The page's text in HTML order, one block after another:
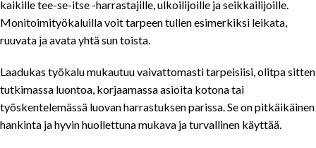
kaikille tee-se-itse -harrastajille, ulkoilijoille ja seikkailijoille.
Monitoimityökaluilla voit tarpeen tullen esimerkiksi leikata,
ruuvata ja avata yhtä sun toista.
Laadukas työkalu mukautuu vaivattomasti tarpeisiisi, olitpa sitten
tutkimassa luontoa, korjaamassa asioita kotona tai
työskentelemässä luovan harrastuksen parissa. Se on pitkäikäinen
hankinta ja hyvin huollettuna mukava ja turvallinen käyttää.